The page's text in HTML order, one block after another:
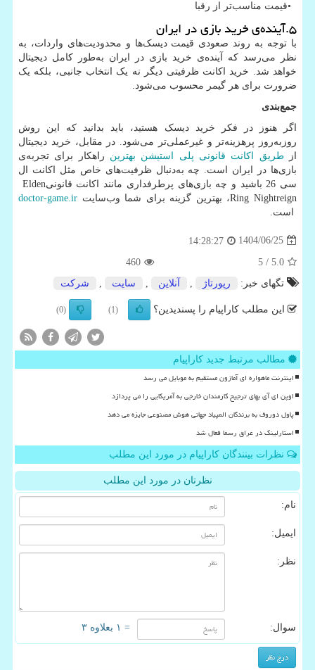
•قیمت مناسب‌تر از رقبا
۵.آینده‌ی خرید بازی در ایران
با توجه به روند صعودی قیمت دیسک‌ها و محدودیت‌های واردات، به
نظر می‌رسد که آینده‌ی خرید بازی در ایران به‌طور کامل دیجیتال
خواهد شد. خرید اکانت ظرفیتی دیگر نه یک انتخاب جانبی، بلکه یک
ضرورت برای هر گیمر محسوب می‌شود.
جمع‌بندی
اگر هنوز در فکر خرید دیسک هستید، باید بدانید که این روش
روزبه‌روز پرهزینه‌تر و غیرعملی‌تر می‌شود. در مقابل، خرید دیجیتال
ازطریق اکانت قانونی پلی استیشن بهترین راهکار برای تجربه‌ی
بازی‌ها در ایران است. چه به‌دنبال ظرفیت‌های خاص مثل اکانت ال
سی 26 باشید و چه بازی‌های پرطرفداری مانند اکانت قانونی
Elden
Ring Nightreign، بهترین گزینه برای شما وب‌سایت doctor-game.ir
است.
1404/06/25
14:28:27
5.0
/ 5
460
تگهای خبر:
رپورتاژ آنلاین سایت شركت
این مطلب کاراپیام را پسندیدین؟ (1)
(0)
مطالب مرتبط جدید کاراپیام
اینترنت ماهواره ای آمازون مستقیم به موبایل می رسد
اوپن ای آی بهای ترجیح کارمندان خارجی به آمریکایی را می پردازد
پاول دوروف به برندگان المپیاد جهانی هوش مصنوعی جایزه می دهد
استارلینک در عراق رسما فعال شد
نظرات بینندگان کاراپیام در مورد این مطلب
نظرتان در مورد این مطلب
نام:
ایمیل:
نظر:
سوال: = ۱ بعلاوه ۳